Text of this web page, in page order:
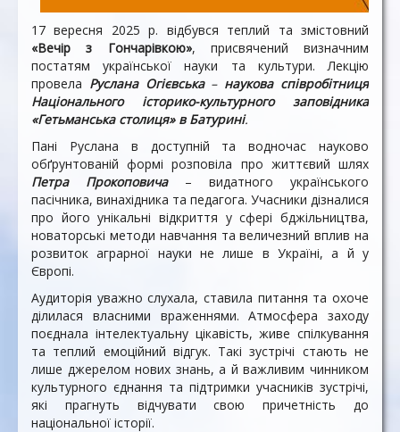
17 вересня 2025 р. відбувся теплий та змістовний
«Вечір з Гончарівкою», присвячений визначним
постатям української науки та культури. Лекцію
провела Руслана Огієвська– наукова співробітниця
Національного історико-культурного заповідника
«Гетьманська столиця» в Батурині.
Пані Руслана в доступній та водночас науково
обґрунтованій формі розповіла про життєвий шлях
Петра Прокоповича– видатного українського
пасічника, винахідника та педагога. Учасники дізналися
про його унікальні відкриття у сфері бджільництва,
новаторські методи навчання та величезний вплив на
розвиток аграрної науки не лише в Україні, а й у
Європі.
Аудиторія уважно слухала, ставила питання та охоче
ділилася власними враженнями. Атмосфера заходу
поєднала інтелектуальну цікавість, живе спілкування
та теплий емоційний відгук. Такі зустрічі стають не
лише джерелом нових знань, а й важливим чинником
культурного єднання та підтримки учасників зустрічі,
які прагнуть відчувати свою причетність до
національної історії.